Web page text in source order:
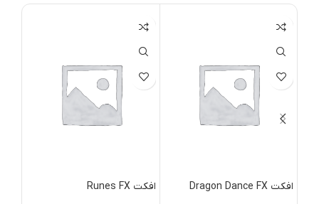
افکت Dragon Dance FX افکت Runes FX